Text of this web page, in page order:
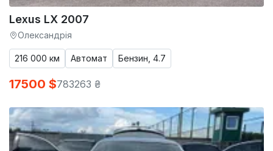
Lexus LX 2007
Олександрія
216 000 км Автомат Бензин, 4.7
17500 $783263 ₴